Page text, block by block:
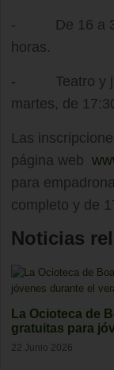
- De 16 a 35
horas.
- Teatro y
martes, de
Las
página web
para
completo y de
Noticias
La Ocioteca de
gratuitas para
22 Junio 2026